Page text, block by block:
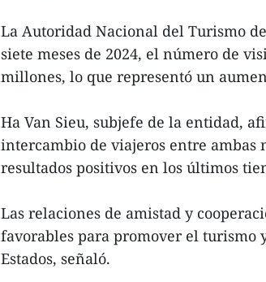
La Autoridad Nacional del Turismo
siete meses de 2024, el número de
millones, lo que representó un
Ha Van Sieu, subjefe de la entidad,
intercambio de viajeros entre ambas
resultados positivos en los últimos
Las relaciones de amistad y
favorables para promover el turismo
Estados, señaló.